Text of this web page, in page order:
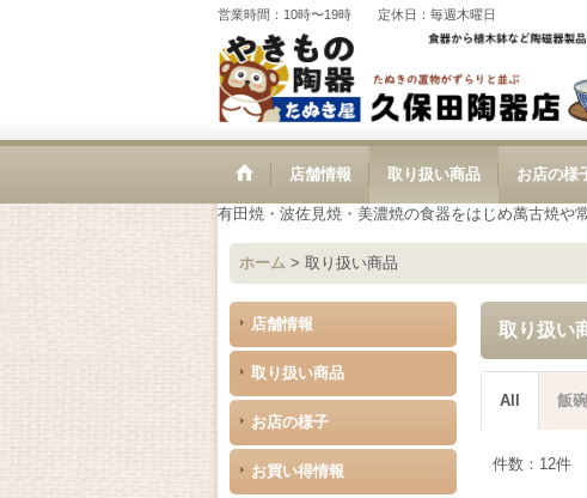
営業時間：10時〜19時 定休日：毎週木曜日
店舗情報 取り扱い商品 お店の様
有田焼・波佐見焼・美濃焼の食器をはじめ萬古焼や
ホーム > 取り扱い商品
店舗情報
取り扱い商品
お店の様子
お買い得情報
取り扱い
All 飯碗
件数 ： 12件